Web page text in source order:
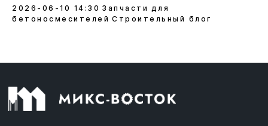
2026-06-10 14:30 Запчасти для
бетоносмесителей Строительный блог